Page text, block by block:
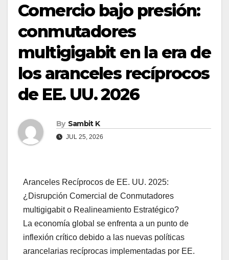
Comercio bajo presión:
conmutadores
multigigabit en la era de
los aranceles recíprocos
de EE. UU. 2026
By Sambit K
JUL 25, 2026
Aranceles Recíprocos de EE. UU. 2025:
¿Disrupción Comercial de Conmutadores
multigigabit o Realineamiento Estratégico?
La economía global se enfrenta a un punto de
inflexión crítico debido a las nuevas políticas
arancelarias recíprocas implementadas por EE.